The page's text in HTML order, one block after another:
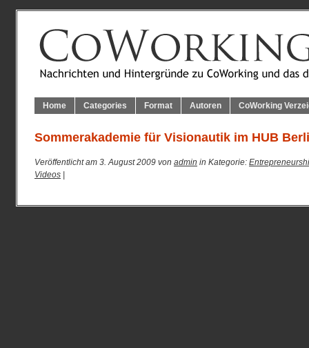
Home Categories Format Autoren CoWorking
Sommerakademie für Visionautik im HUB
Veröffentlicht am 3. August 2009 von admin in Kategorie:
Videos